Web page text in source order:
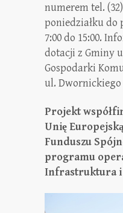
numerem tel.
poniedziałku do
7:00 do 15:00.
dotacji z Gminy
Gospodarki
ul. Dwornickiego
Projekt
Unię
Funduszu
programu
Infrastruktura i